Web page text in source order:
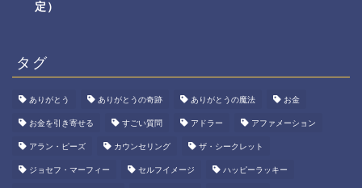
定）
タグ
ありがとう ありがとうの奇跡 ありがとうの魔法 お金
お金を引き寄せる すごい質問 アドラー アファメーション
アラン・ピーズ カウンセリング ザ・シークレット
ジョセフ・マーフィー セルフイメージ ハッピーラッキー